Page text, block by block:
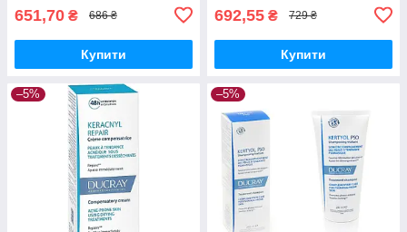
651,70 ₴ 686 ₴
Купити
692,55 ₴ 729 ₴
Купити
–5% –5%